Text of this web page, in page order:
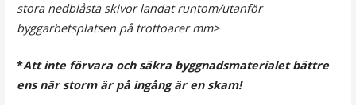
stora nedblåsta skivor landat runtom/utanför
byggarbetsplatsen på trottoarer mm>
*Att inte förvara och säkra byggnadsmaterialet bättre
ens när storm är på ingång är en skam!